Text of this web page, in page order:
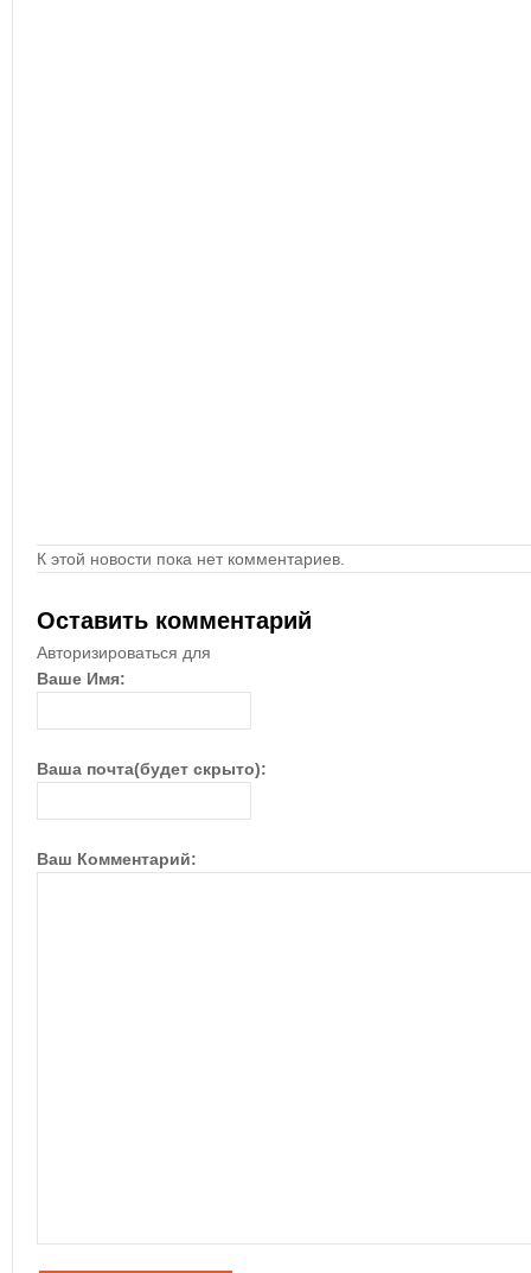
К этой новости пока нет комментариев.
Оставить комментарий
Авторизироваться для
Ваше Имя:
Ваша почта(будет скрыто):
Ваш Комментарий: